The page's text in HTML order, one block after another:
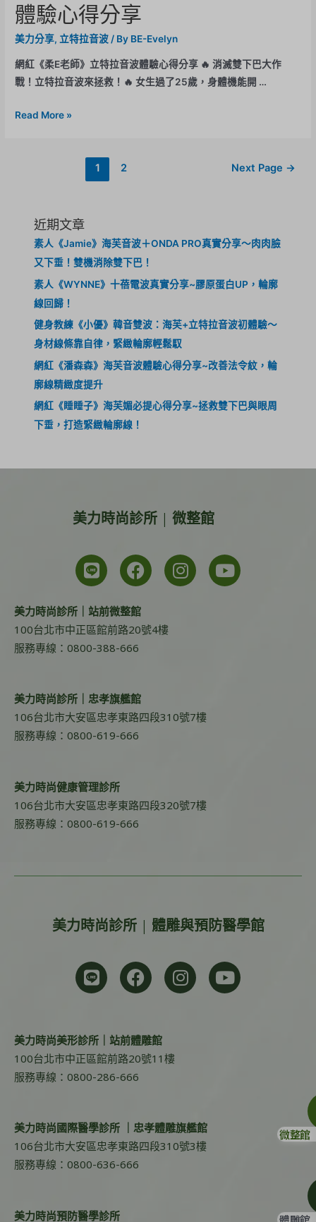
體驗心得分享
美力分享, 立特拉音波 / By BE-Evelyn
網紅《柔E老師》立特拉音波體驗心得分享 🔥 消滅雙下巴大作
戰！立特拉音波來拯救！🔥 女生過了25歲，身體機能開 …
Read More »
1 2 Next Page →
近期文章
素人《Jamie》海芙音波＋ONDA PRO真實分享～肉肉臉
又下垂！雙機消除雙下巴！
素人《WYNNE》十蓓電波真實分享~膠原蛋白UP，輪廓
線回歸！
健身教練《小優》韓音雙波：海芙+立特拉音波初體驗～
身材線條靠自律，緊緻輪廓輕鬆馭
網紅《潘森森》海芙音波體驗心得分享~改善法令紋，輪
廓線精緻度提升
網紅《睡睡子》海芙媚必提心得分享~拯救雙下巴與眼周
下垂，打造緊緻輪廓線！
美力時尚診所 | 微整館
美力時尚診所｜站前微整館
100台北市中正區館前路20號4樓
服務專線：0800-388-666
美力時尚診所｜忠孝旗艦館
106台北市大安區忠孝東路四段310號7樓
服務專線：0800-619-666
美力時尚健康管理診所
106台北市大安區忠孝東路四段320號7樓
服務專線：0800-619-666
美力時尚診所 | 體雕與預防醫學館
美力時尚美形診所｜站前體雕館
100台北市中正區館前路20號11樓
服務專線：0800-286-666
美力時尚國際醫學診所 ｜忠孝體雕旗艦館
106台北市大安區忠孝東路四段310號3樓
服務專線：0800-636-666
美力時尚預防醫學診所
微整館